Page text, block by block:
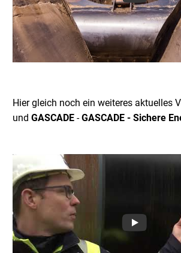
Hier gleich noch ein weiteres aktuelles
und GASCADE -GASCADE - Sichere